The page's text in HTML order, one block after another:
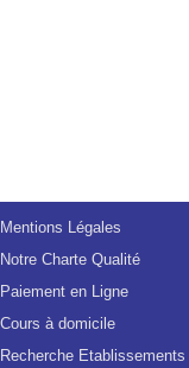
Mentions Légales
Notre Charte Qualité
Paiement en Ligne
Cours à domicile
Recherche